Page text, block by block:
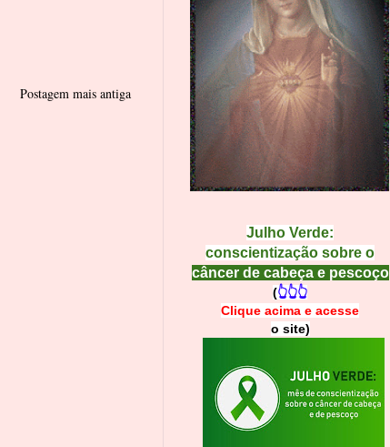
Postagem mais antiga
Julho Verde:
conscientização sobre o
câncer de cabeça e pescoço
(👆👆👆
Clique acima e acesse
o site)